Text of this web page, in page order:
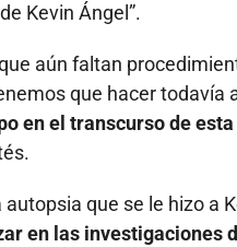
Kevin Ángel”.
aún faltan
que hacer todavía
en el transcurso de
que se le hizo a
en las investigaciones